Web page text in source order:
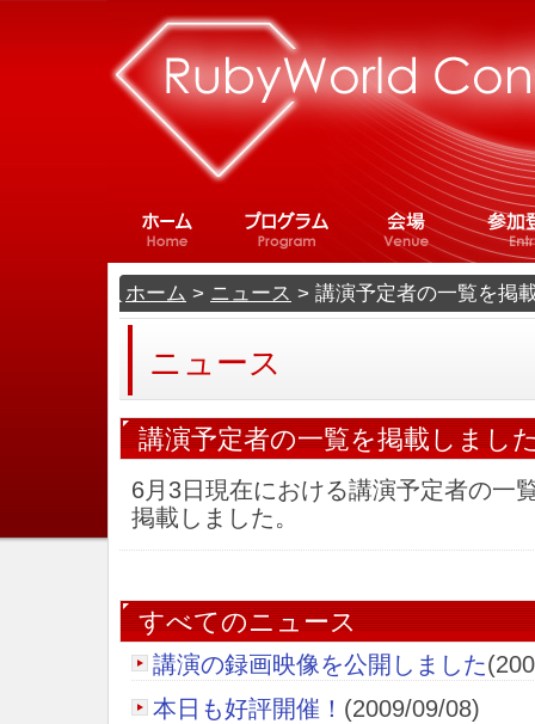
ホーム > ニュース > 講演予定者の一覧を掲
ニュース
講演予定者の一覧を掲載しまし
6月3日現在における講演予定者の一
掲載しました。
すべてのニュース
講演の録画映像を公開しました
本日も好評開催！ (2009/09/08)